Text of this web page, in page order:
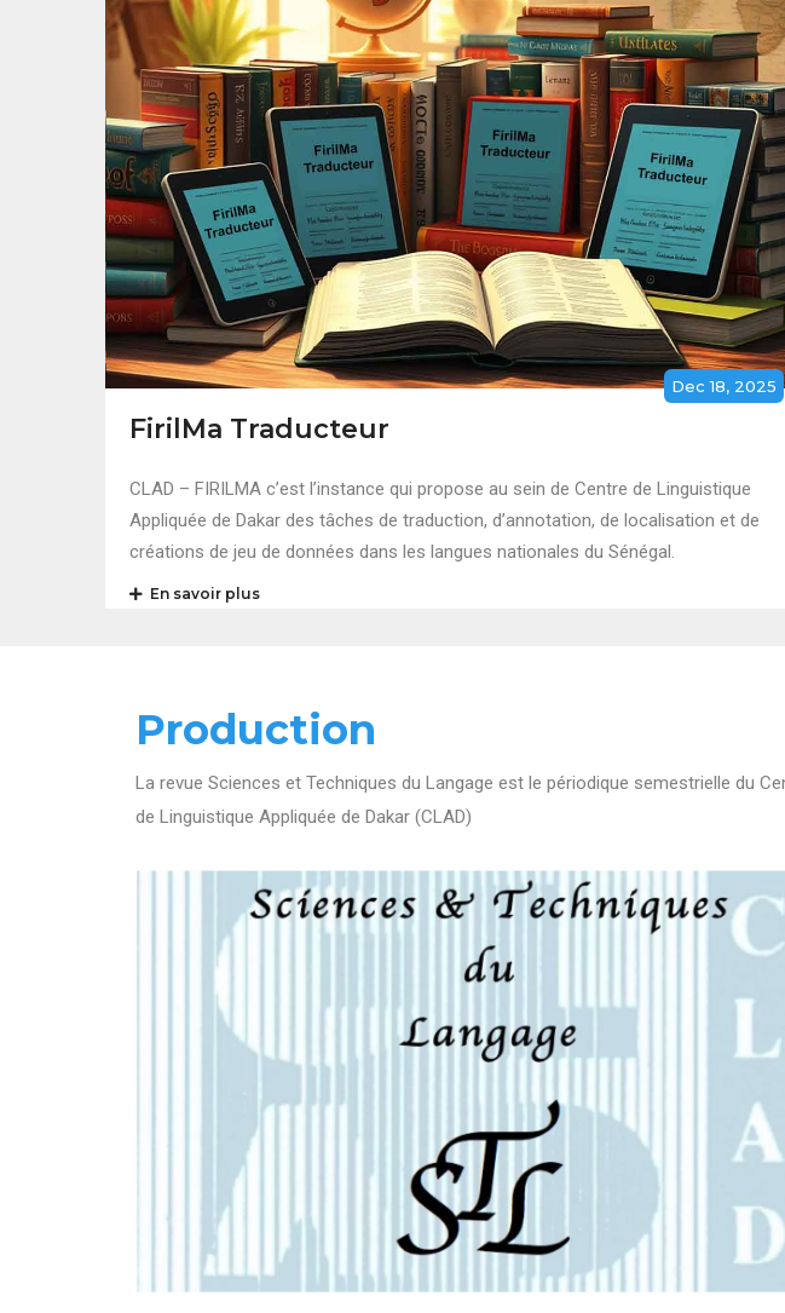
Dec 18, 2025
FirilMa Traducteur
CLAD – FIRILMA c’est l’instance qui propose au sein de Centre de Linguistique
Appliquée de Dakar des tâches de traduction, d’annotation, de localisation et de
créations de jeu de données dans les langues nationales du Sénégal.
En savoir plus
Production
La revue Sciences et Techniques du Langage est le périodique semestrielle du
de Linguistique Appliquée de Dakar (CLAD)